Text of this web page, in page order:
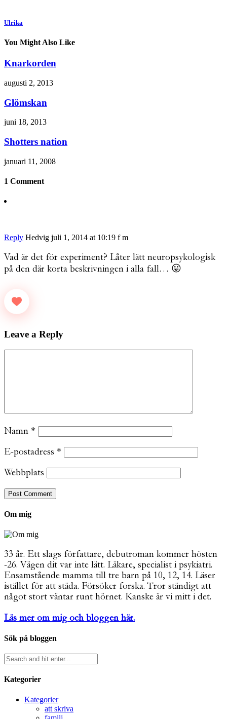
Ulrika
You Might Also Like
Knarkorden
augusti 2, 2013
Glömskan
juni 18, 2013
Shotters nation
januari 11, 2008
1 Comment
Reply Hedvig juli 1, 2014 at 10:19 f m
Vad är det för experiment? Låter lätt neuropsykologisk
på den där korta beskrivningen i alla fall… 😛
Leave a Reply
Namn *
E-postadress *
Webbplats
Om mig
33 år. Ett slags författare, debutroman kommer hösten
-26. Vägen dit var inte lätt. Läkare, specialist i psykiatri.
Ensamstående mamma till tre barn på 10, 12, 14. Läser
istället för att städa. Försöker forska. Tror ständigt att
något stort väntar runt hörnet. Kanske är vi mitt i det.
Läs mer om mig och bloggen här.
Sök på bloggen
Kategorier
Kategorier
att skriva